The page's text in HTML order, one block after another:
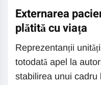
Externarea
plătită cu viața
Reprezentanții
totodată apel la
stabilirea unui cadru